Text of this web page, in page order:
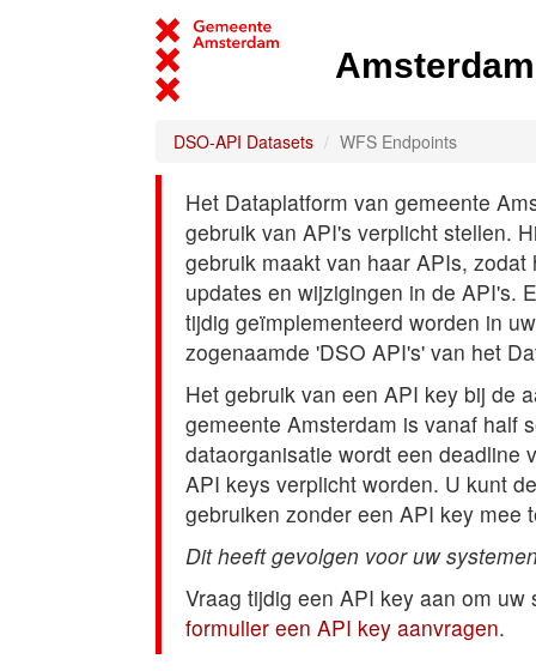
DSO-API Datasets WFS Endpoints
Het Dataplatform van gemeente
gebruik van API's verplicht stellen.
gebruik maakt van haar APIs,
updates en wijzigingen in de API's.
tijdig geïmplementeerd worden in
zogenaamde 'DSO API's' van het
Het gebruik van een API key bij de
gemeente Amsterdam is vanaf half
dataorganisatie wordt een deadline
API keys verplicht worden. U kunt
gebruiken zonder een API key mee
Dit heeft gevolgen voor uw
Vraag tijdig een API key aan om
formulier een API key aanvragen.